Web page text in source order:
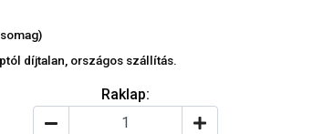
díjtalan, országos szállítás.
Raklap: